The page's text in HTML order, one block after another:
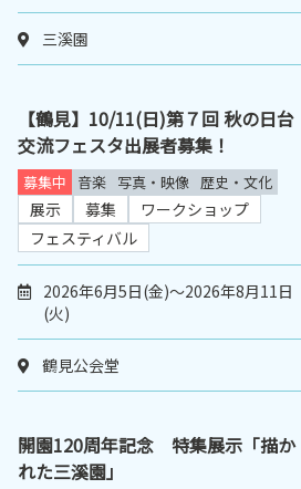
三溪園
【鶴見】10/11(日)第７回 秋の日台
交流フェスタ出展者募集！
募集中 音楽 写真・映像 歴史・文化
展示 募集
ワークショップ
フェスティバル
2026年6月5日(金)～2026年8月11日
(火)
鶴見公会堂
開園120周年記念 特集展示「描か
れた三溪園」